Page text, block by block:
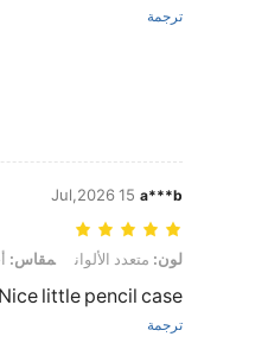
ترجمة
a***b
15 Jul,2026
لون: متعدد الألوان, مقاس: أخضر 1
لون: متعدد الألوان مقاس:
Nice little pencil case.
ترجمة